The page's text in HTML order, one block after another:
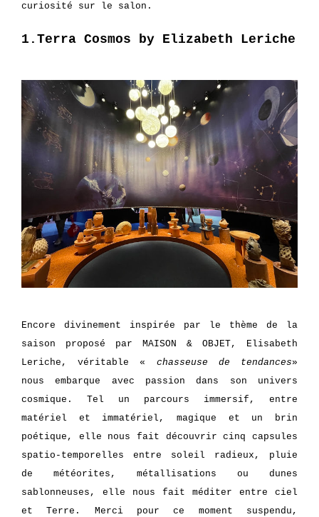
curiosité sur le salon.
1.Terra Cosmos by Elizabeth Leriche
Encore divinement inspirée par le thème de la
saison proposé par MAISON & OBJET, Elisabeth
Leriche, véritable « chasseuse de tendances»
nous embarque avec passion dans son univers
cosmique. Tel un parcours immersif, entre
matériel et immatériel, magique et un brin
poétique, elle nous fait découvrir cinq capsules
spatio-temporelles entre soleil radieux, pluie
de météorites, métallisations ou dunes
sablonneuses, elle nous fait méditer entre ciel
et Terre. Merci pour ce moment suspendu,